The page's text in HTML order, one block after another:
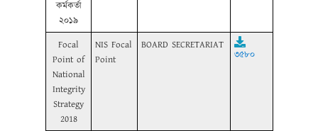
কর্মকর্তা
২০১৯
Focal
Point of
National
Integrity
Strategy
2018
NIS Focal
Point
BOARD SECRETARIAT
৩৫৮০